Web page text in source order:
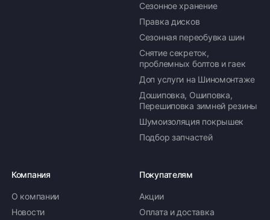
Сезонное хранение
Правка дисков
Сезонная переобувка шин
Снятие секреток,
проблемных болтов и гаек
Доп услуги на Шиномонтаже
Дошиповка, Ошиповка,
Перешиповка зимней резины
Шумоизоляция покрышек
Подбор запчастей
Компания
О компании
Новости
Покупателям
Акции
Оплата и доставка